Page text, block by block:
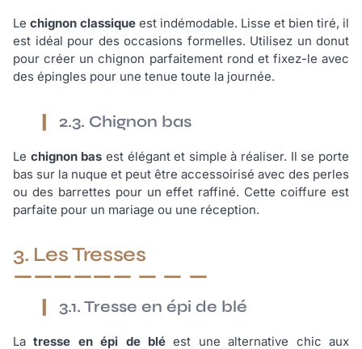
Le chignon classique est indémodable. Lisse et bien tiré, il
est idéal pour des occasions formelles. Utilisez un donut
pour créer un chignon parfaitement rond et fixez-le avec
des épingles pour une tenue toute la journée.
2.3. Chignon bas
Le chignon bas est élégant et simple à réaliser. Il se porte
bas sur la nuque et peut être accessoirisé avec des perles
ou des barrettes pour un effet raffiné. Cette coiffure est
parfaite pour un mariage ou une réception.
3. Les Tresses
3.1. Tresse en épi de blé
Latresse en épi de blé est une alternative chic aux